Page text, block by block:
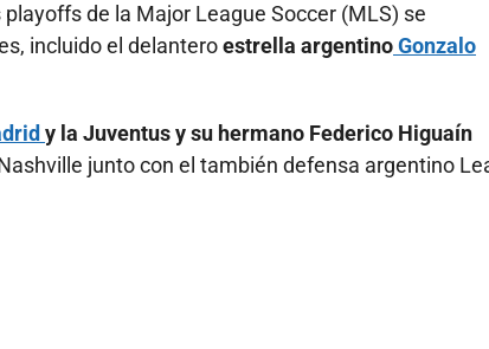
de la Major League Soccer (MLS) se
incluido el delanteroestrella argentinoGonzalo
y la Juventus y su hermano Federico Higuaín
junto con el también defensa argentino